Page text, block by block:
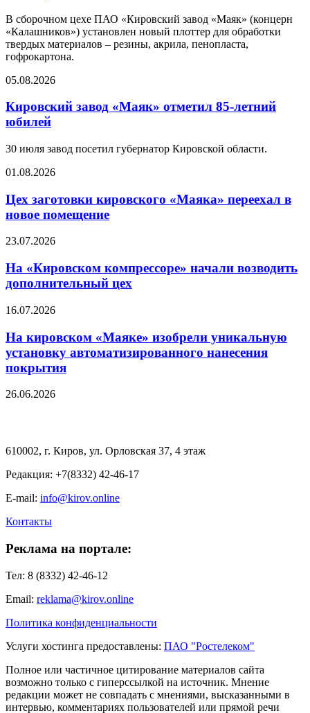
В сборочном цехе ПАО «Кировский завод «Маяк» (концерн
«Калашников») установлен новый плоттер для обработки
твердых материалов – резины, акрила, пенопласта,
гофрокартона.
05.08.2026
Кировский завод «Маяк» отметил 85-летний
юбилей
30 июля завод посетил губернатор Кировской области.
01.08.2026
Цех заготовки кировского «Маяка» переехал в
новое помещение
23.07.2026
На «Кировском компрессоре» начали возводить
дополнительный цех
16.07.2026
На кировском «Маяке» изобрели уникальную
установку автоматизированного нанесения
покрытия
26.06.2026
610002, г. Киров, ул. Орловская 37, 4 этаж
Редакция: +7(8332) 42-46-17
E-mail: info@kirov.online
Контакты
Реклама на портале:
Тел: 8 (8332) 42-46-12
Email: reklama@kirov.online
Политика конфиденциальности
Услуги хостинга предоставлены: ПАО "Ростелеком"
Полное или частичное цитирование материалов сайта
возможно только с гиперссылкой на источник. Мнение
редакции может не совпадать с мнениями, высказанными в
интервью, комментариях пользователей или прямой речи